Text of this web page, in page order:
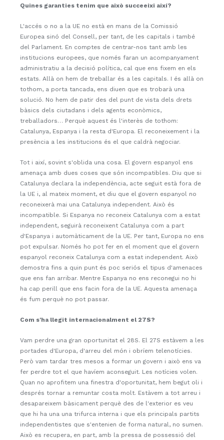
Quines garanties tenim que això succeeixi així?
L'accés o no a la UE no està en mans de la Comissió
Europea sinó del Consell, per tant, de les capitals i també
del Parlament. En comptes de centrar-nos tant amb les
institucions europees, que només faran un acompanyament
administratiu a la decisió política, cal que ens fixem en els
estats. Allà on hem de treballar és a les capitals. I és allà on
tothom, a porta tancada, ens diuen que es trobarà una
solució. No hem de patir des del punt de vista dels drets
bàsics dels ciutadans i dels agents econòmics,
treballadors… Perquè aquest és l'interès de tothom:
Catalunya, Espanya i la resta d'Europa. El reconeixement i la
presència a les institucions és el que caldrà negociar.
Tot i així, sovint s'oblida una cosa. El govern espanyol ens
amenaça amb dues coses que són incompatibles. Diu que si
Catalunya declara la independència, acte seguit està fora de
la UE i, al mateix moment, et diu que el govern espanyol no
reconeixerà mai una Catalunya independent. Això és
incompatible. Si Espanya no reconeix Catalunya com a estat
independent, seguirà reconeixent Catalunya com a part
d'Espanya i automàticament de la UE. Per tant, Europa no ens
pot expulsar. Només ho pot fer en el moment que el govern
espanyol reconeix Catalunya com a estat independent. Això
demostra fins a quin punt és poc seriós el tipus d'amenaces
que ens fan arribar. Mentre Espanya no ens reconegui no hi
ha cap perill que ens facin fora de la UE. Aquesta amenaça
és fum perquè no pot passar.
Com s'ha llegit internacionalment el 27S?
Vam perdre una gran oportunitat el 28S. El 27S estàvem a les
portades d'Europa, d'arreu del món i obríem telenotícies.
Però vam tardar tres mesos a formar un govern i això ens va
fer perdre tot el que havíem aconseguit. Les notícies volen.
Quan no aprofitem una finestra d'oportunitat, hem begut oli i
després tornar a remuntar costa molt. Estàvem a tot arreu i
desapareixem bàsicament perquè des de l'exterior es veu
que hi ha una una trifurca interna i que els principals partits
independentistes que s'entenien de forma natural, no sumen.
Això es recupera, en part, amb la pressa de possessió del